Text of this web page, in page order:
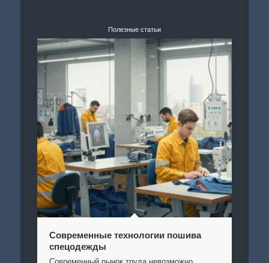
Полезные статьи
Современные технологии пошива
спецодежды